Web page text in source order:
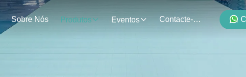
Sobre Nós Produtos Eventos Contacte-Nos